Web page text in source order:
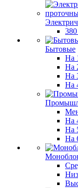
Бытовые
На
На
На
На
На
На
На